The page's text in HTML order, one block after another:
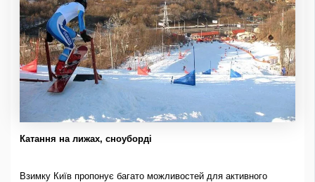
Катання на лижах, сноуборді
Взимку Київ пропонує багато можливостей для активного